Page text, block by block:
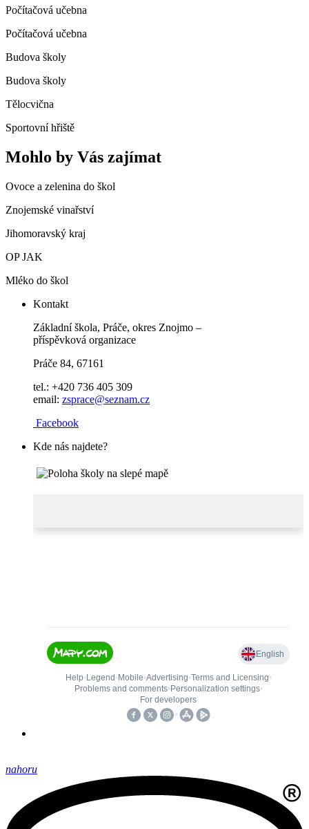
Počítačová učebna
Počítačová učebna
Budova školy
Budova školy
Tělocvična
Sportovní hřiště
Mohlo by Vás zajímat
Ovoce a zelenina do škol
Znojemské vinařství
Jihomoravský kraj
OP JAK
Mléko do škol
Kontakt
Základní škola, Práče, okres Znojmo –
příspěvková organizace
Práče 84, 67161
tel.: +420 736 405 309
email: zsprace@seznam.cz
Facebook
Kde nás najdete?
nahoru